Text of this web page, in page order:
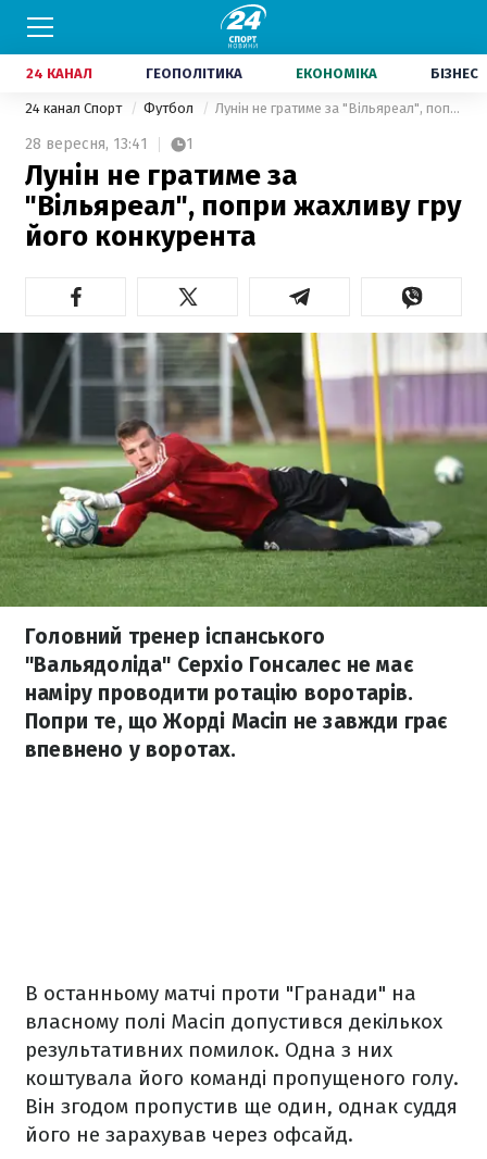
24 КАНАЛ ГЕОПОЛІТИКА ЕКОНОМІКА БІЗНЕС
24 канал Спорт Футбол Лунін не гратиме за "Вільяреал", попри жахливу гру його конкурента
28 вересня, 13:41 1
Лунін не гратиме за
"Вільяреал", попри жахливу гру
його конкурента
Головний тренер іспанського
"Вальядоліда" Серхіо Гонсалес не має
наміру проводити ротацію воротарів.
Попри те, що Жорді Масіп не завжди грає
впевнено у воротах.
В останньому матчі проти "Гранади" на
власному полі Масіп допустився декількох
результативних помилок. Одна з них
коштувала його команді пропущеного голу.
Він згодом пропустив ще один, однак суддя
його не зарахував через офсайд.